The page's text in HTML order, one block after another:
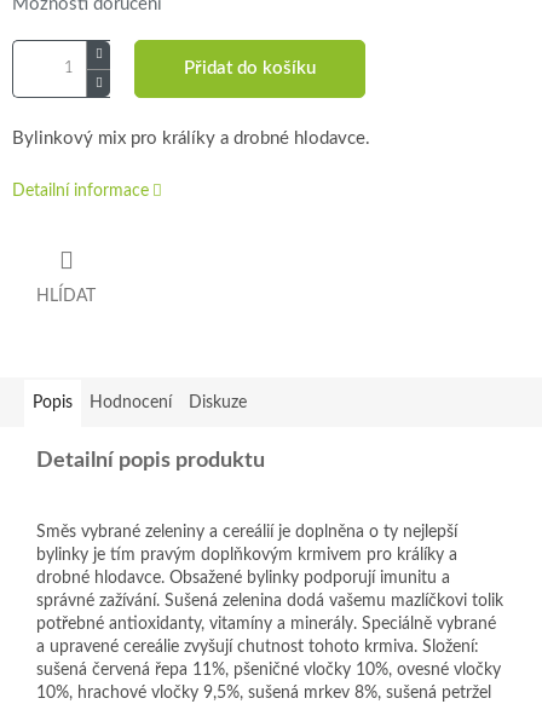
Možnosti doručení
Přidat do košíku
Bylinkový mix pro králíky a drobné hlodavce.
Detailní informace
HLÍDAT
Popis Hodnocení Diskuze
Detailní popis produktu
Směs vybrané zeleniny a cereálií je doplněna o ty nejlepší
bylinky je tím pravým doplňkovým krmivem pro králíky a
drobné hlodavce. Obsažené bylinky podporují imunitu a
správné zažívání. Sušená zelenina dodá vašemu mazlíčkovi tolik
potřebné antioxidanty, vitamíny a minerály. Speciálně vybrané
a upravené cereálie zvyšují chutnost tohoto krmiva. Složení:
sušená červená řepa 11%, pšeničné vločky 10%, ovesné vločky
10%, hrachové vločky 9,5%, sušená mrkev 8%, sušená petržel